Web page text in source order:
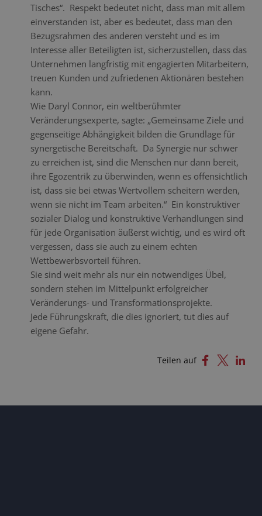
Tisches“. Respekt bedeutet nicht, dass man mit allem
einverstanden ist, aber es bedeutet, dass man den
Bezugsrahmen des anderen versteht und es im
Interesse aller Beteiligten ist, sicherzustellen, dass das
Unternehmen langfristig mit engagierten Mitarbeitern,
treuen Kunden und zufriedenen Aktionären bestehen
kann.
Wie Daryl Connor, ein weltberühmter
Veränderungsexperte, sagte: „Gemeinsame Ziele und
gegenseitige Abhängigkeit bilden die Grundlage für
synergetische Bereitschaft. Da Synergie nur schwer
zu erreichen ist, sind die Menschen nur dann bereit,
ihre Egozentrik zu überwinden, wenn es offensichtlich
ist, dass sie bei etwas Wertvollem scheitern werden,
wenn sie nicht im Team arbeiten.“ Ein konstruktiver
sozialer Dialog und konstruktive Verhandlungen sind
für jede Organisation äußerst wichtig, und es wird oft
vergessen, dass sie auch zu einem echten
Wettbewerbsvorteil führen.
Sie sind weit mehr als nur ein notwendiges Übel,
sondern stehen im Mittelpunkt erfolgreicher
Veränderungs- und Transformationsprojekte.
Jede Führungskraft, die dies ignoriert, tut dies auf
eigene Gefahr.
Teilen auf